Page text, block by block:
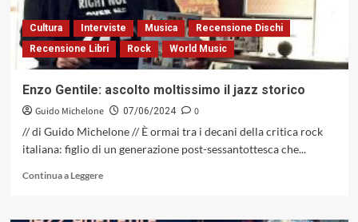
Cultura Interviste Musica
Recensione Dischi
Recensione Libri
Rock World Music
Enzo Gentile: ascolto moltissimo il jazz storico
Guido Michelone 07/06/2024
0
// di Guido Michelone // È ormai tra i decani della critica rock
italiana: figlio di un generazione post-sessantottesca che...
Continua a LeggereLeggi
su